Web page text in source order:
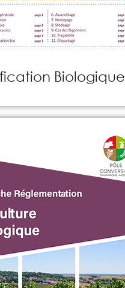
Biologique